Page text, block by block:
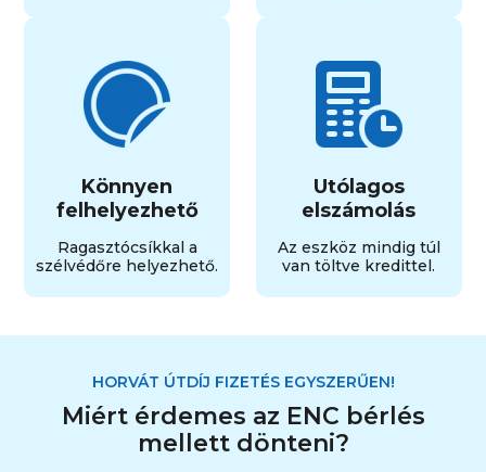
Könnyen
felhelyezhető
Ragasztócsíkkal a
szélvédőre helyezhető.
Utólagos
elszámolás
Az eszköz mindig túl
van töltve kredittel.
HORVÁT ÚTDÍJ FIZETÉS EGYSZERŰEN!
Miért érdemes az ENC bérlés
mellett dönteni?